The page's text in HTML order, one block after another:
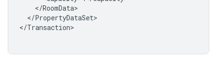
</PropertyDataSet>
</Transaction>